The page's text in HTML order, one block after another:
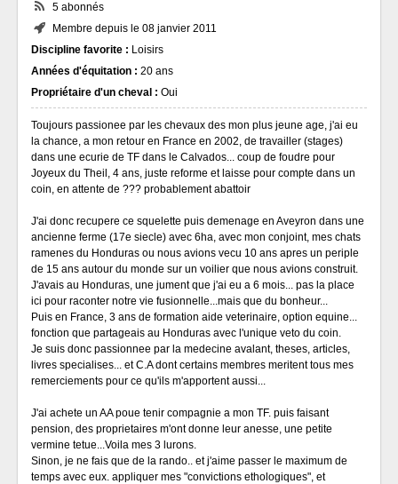
5 abonnés
Membre depuis le 08 janvier 2011
Discipline favorite : Loisirs
Années d'équitation : 20 ans
Propriétaire d'un cheval : Oui
Toujours passionee par les chevaux des mon plus jeune age, j'ai eu
la chance, a mon retour en France en 2002, de travailler (stages)
dans une ecurie de TF dans le Calvados... coup de foudre pour
Joyeux du Theil, 4 ans, juste reforme et laisse pour compte dans un
coin, en attente de ??? probablement abattoir
J'ai donc recupere ce squelette puis demenage en Aveyron dans une
ancienne ferme (17e siecle) avec 6ha, avec mon conjoint, mes chats
ramenes du Honduras ou nous avions vecu 10 ans apres un periple
de 15 ans autour du monde sur un voilier que nous avions construit.
J'avais au Honduras, une jument que j'ai eu a 6 mois... pas la place
ici pour raconter notre vie fusionnelle...mais que du bonheur...
Puis en France, 3 ans de formation aide veterinaire, option equine...
fonction que partageais au Honduras avec l'unique veto du coin.
Je suis donc passionnee par la medecine avalant, theses, articles,
livres specialises... et C.A dont certains membres meritent tous mes
remerciements pour ce qu'ils m'apportent aussi...
J'ai achete un AA poue tenir compagnie a mon TF. puis faisant
pension, des proprietaires m'ont donne leur anesse, une petite
vermine tetue...Voila mes 3 lurons.
Sinon, je ne fais que de la rando.. et j'aime passer le maximum de
temps avec eux. appliquer mes "convictions ethologiques", et